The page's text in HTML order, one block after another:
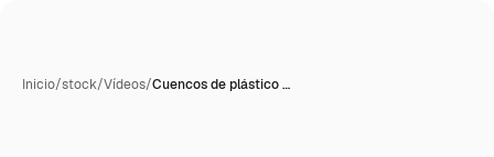
Inicio/stock/Vídeos/Cuencos de plástico …